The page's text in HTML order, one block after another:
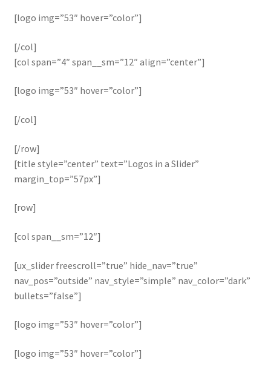
[logo img=”53″ hover=”color”]
[/col]
[col span=”4″ span__sm=”12″ align=”center”]
[logo img=”53″ hover=”color”]
[/col]
[/row]
[title style=”center” text=”Logos in a Slider”
margin_top=”57px”]
[row]
[col span__sm=”12″]
[ux_slider freescroll=”true” hide_nav=”true”
nav_pos=”outside” nav_style=”simple” nav_color=”dark”
bullets=”false”]
[logo img=”53″ hover=”color”]
[logo img=”53″ hover=”color”]